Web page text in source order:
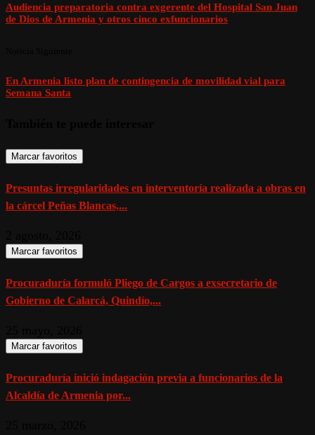
Audiencia preparatoria contra exgerente del Hospital San Juan
de Dios de Armenia y otros cinco exfuncionarios
En Armenia listo plan de contingencia de movilidad vial para
Semana Santa
Marcar favoritos
Presuntas irregularidades en interventoría realizada a obras en
la cárcel Peñas Blancas,...
Marcar favoritos
Procuraduría formuló Pliego de Cargos a exsecretario de
Gobierno de Calarcá, Quindío,...
Marcar favoritos
Procuraduría inició indagación previa a funcionarios de la
Alcaldía de Armenia por...